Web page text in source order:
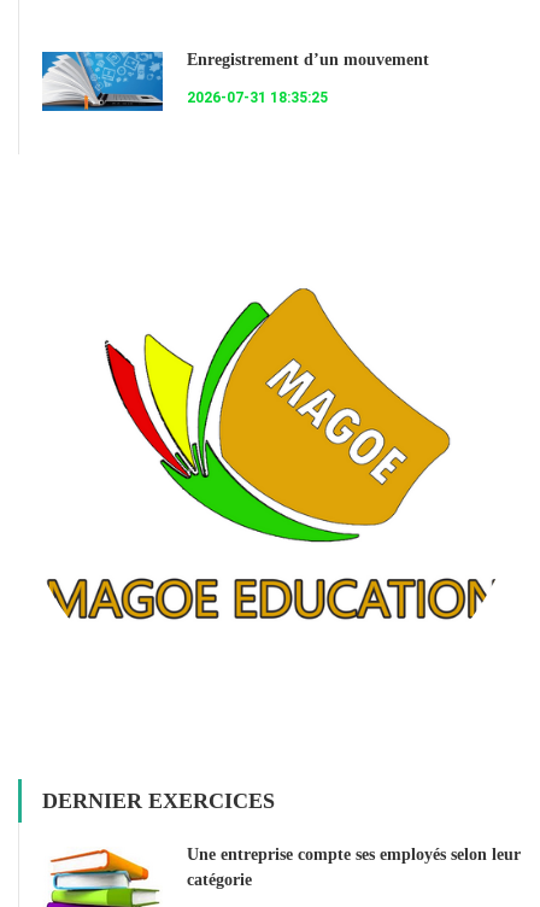
Enregistrement d’un mouvement
2026-07-31 18:35:25
DERNIER EXERCICES
Une entreprise compte ses employés selon leur
catégorie